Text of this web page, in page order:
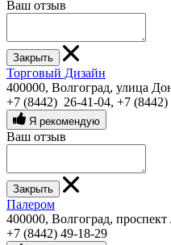
Ваш отзыв
Закрыть
Торговый Дизайн
400000, Волгоград, улица
+7 (8442) 26-41-04, +7 (8442)
Я рекомендую
Ваш отзыв
Закрыть
Палером
400000, Волгоград,
+7 (8442) 49-18-29